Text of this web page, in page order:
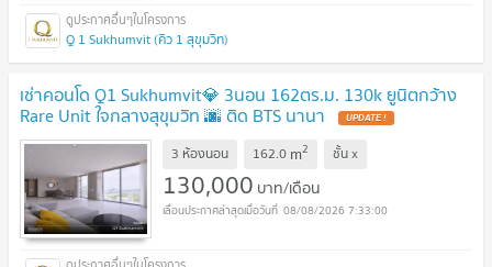
Q 1 Sukhumvit (คิว 1 สุขุมวิท)
เช่าคอนโด Q1 Sukhumvit💎 3นอน 162ตร.ม. 130k ยูนิตกว้าง
Rare Unit ใจกลางสุขุมวิท 🌆 ติด BTS นานา
3 ห้องนอน 162.0 m2 ชั้นx
130,000 บาท/เดือน
08/08/2026 7:33:00